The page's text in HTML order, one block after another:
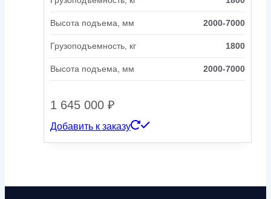
Высота подъема, мм 2000-7000
Грузоподъемность, кг 1800
Высота подъема, мм 2000-7000
1 645 000 ₽
Добавить к заказу